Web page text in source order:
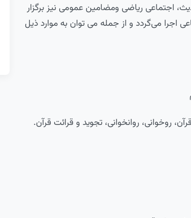
اجتماعی ریاضی ومضامین عمومی نیز برگزار
اجرا می‌گردد و از جمله می توان به موارد ذیل